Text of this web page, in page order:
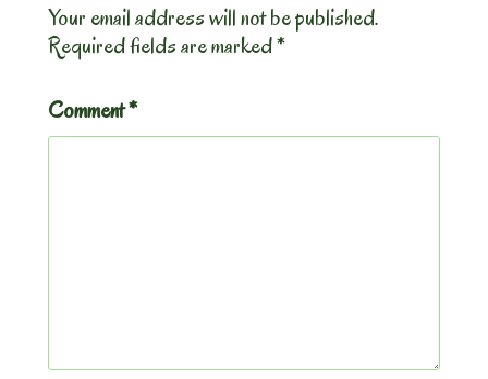
Your email address will not be published.
Required fields are marked*
Comment*